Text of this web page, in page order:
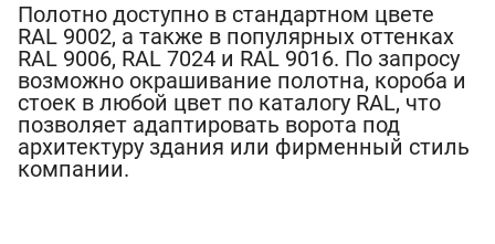
Полотно доступно в стандартном цвете
RAL 9002, а также в популярных оттенках
RAL 9006, RAL 7024 и RAL 9016. По запросу
возможно окрашивание полотна, короба и
стоек в любой цвет по каталогу RAL, что
позволяет адаптировать ворота под
архитектуру здания или фирменный стиль
компании.